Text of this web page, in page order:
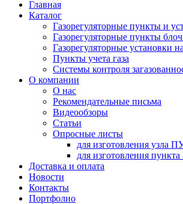
Главная
Каталог
Газорегуляторные пункты и
Газорегуляторные пункты
Газорегуляторные установки
Пункты учета газа
Системы контроля
О компании
О нас
Рекомендательные письма
Видеообзоры
Статьи
Опросные листы
для изготовления
для изготовления
Доставка и оплата
Новости
Контакты
Портфолио